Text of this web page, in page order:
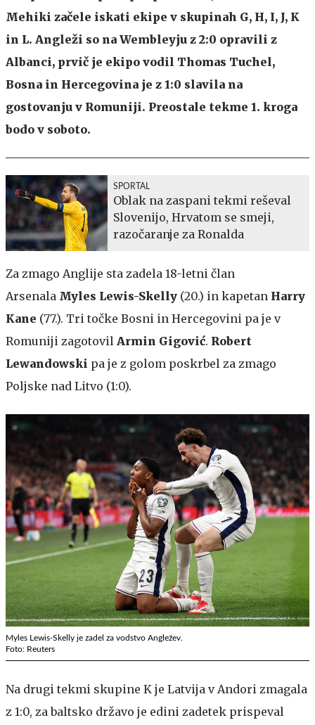
Mehiki začele iskati ekipe v skupinah G, H, I, J, K
in L. Angleži so na Wembleyju z 2:0 opravili z
Albanci, prvič je ekipo vodil Thomas Tuchel,
Bosna in Hercegovina je z 1:0 slavila na
gostovanju v Romuniji. Preostale tekme 1. kroga
bodo v soboto.
SPORTAL
Oblak na zaspani tekmi reševal
Slovenijo, Hrvatom se smeji,
razočaranje za Ronalda
Za zmago Anglije sta zadela 18-letni član
Arsenala Myles Lewis-Skelly (20.) in kapetan Harry
Kane (77.). Tri točke Bosni in Hercegovini pa je v
Romuniji zagotovil Armin Gigović. Robert
Lewandowski pa je z golom poskrbel za zmago
Poljske nad Litvo (1:0).
Myles Lewis-Skelly je zadel za vodstvo Angležev.
Foto: Reuters
Na drugi tekmi skupine K je Latvija v Andori zmagala
z 1:0, za baltsko državo je edini zadetek prispeval